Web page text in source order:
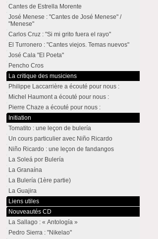
Cantes de Estrella Morente
José Menese : "Cantes de José Menese" /
"Menese"
Carlos Cruz : "Si mi grito fuera el rayo"
El Turronero : "Cantes viejos. Temas nuevos"
José Cala "El Poeta"
Pencho Cros
La critique des musiciens
Philippe Laccarrière a écouté pour nous :
Michel Haumont a écouté pour nous :
Pierre Chaze a écouté pour nous :
Initiation
Tomatito : une leçon de bulería
Un cours particulier avec Niño Ricardo
Niño Ricardo : une leçon de fandangos
La Soleá por Bulería
La Granaína
La Bulería (1ère partie)
La Guajira
Liens utiles
Nouveautés CD
La Sallago : « Antología »
Pedro Sierra : "Nikelao"